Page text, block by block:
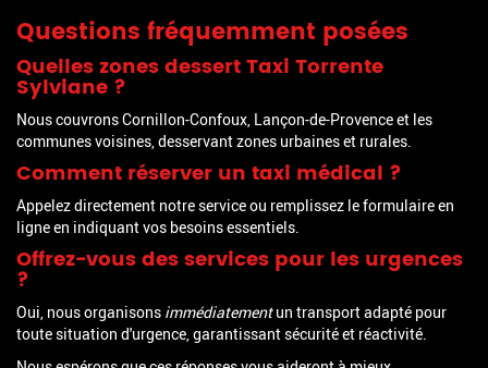
Questions fréquemment posées
Quelles zones dessert Taxi Torrente
Sylviane ?
Nous couvrons Cornillon-Confoux, Lançon-de-Provence et les
communes voisines, desservant zones urbaines et rurales.
Comment réserver un taxi médical ?
Appelez directement notre service ou remplissez le formulaire en
ligne en indiquant vos besoins essentiels.
Offrez-vous des services pour les urgences
?
Oui, nous organisons immédiatementun transport adapté pour
toute situation d'urgence, garantissant sécurité et réactivité.